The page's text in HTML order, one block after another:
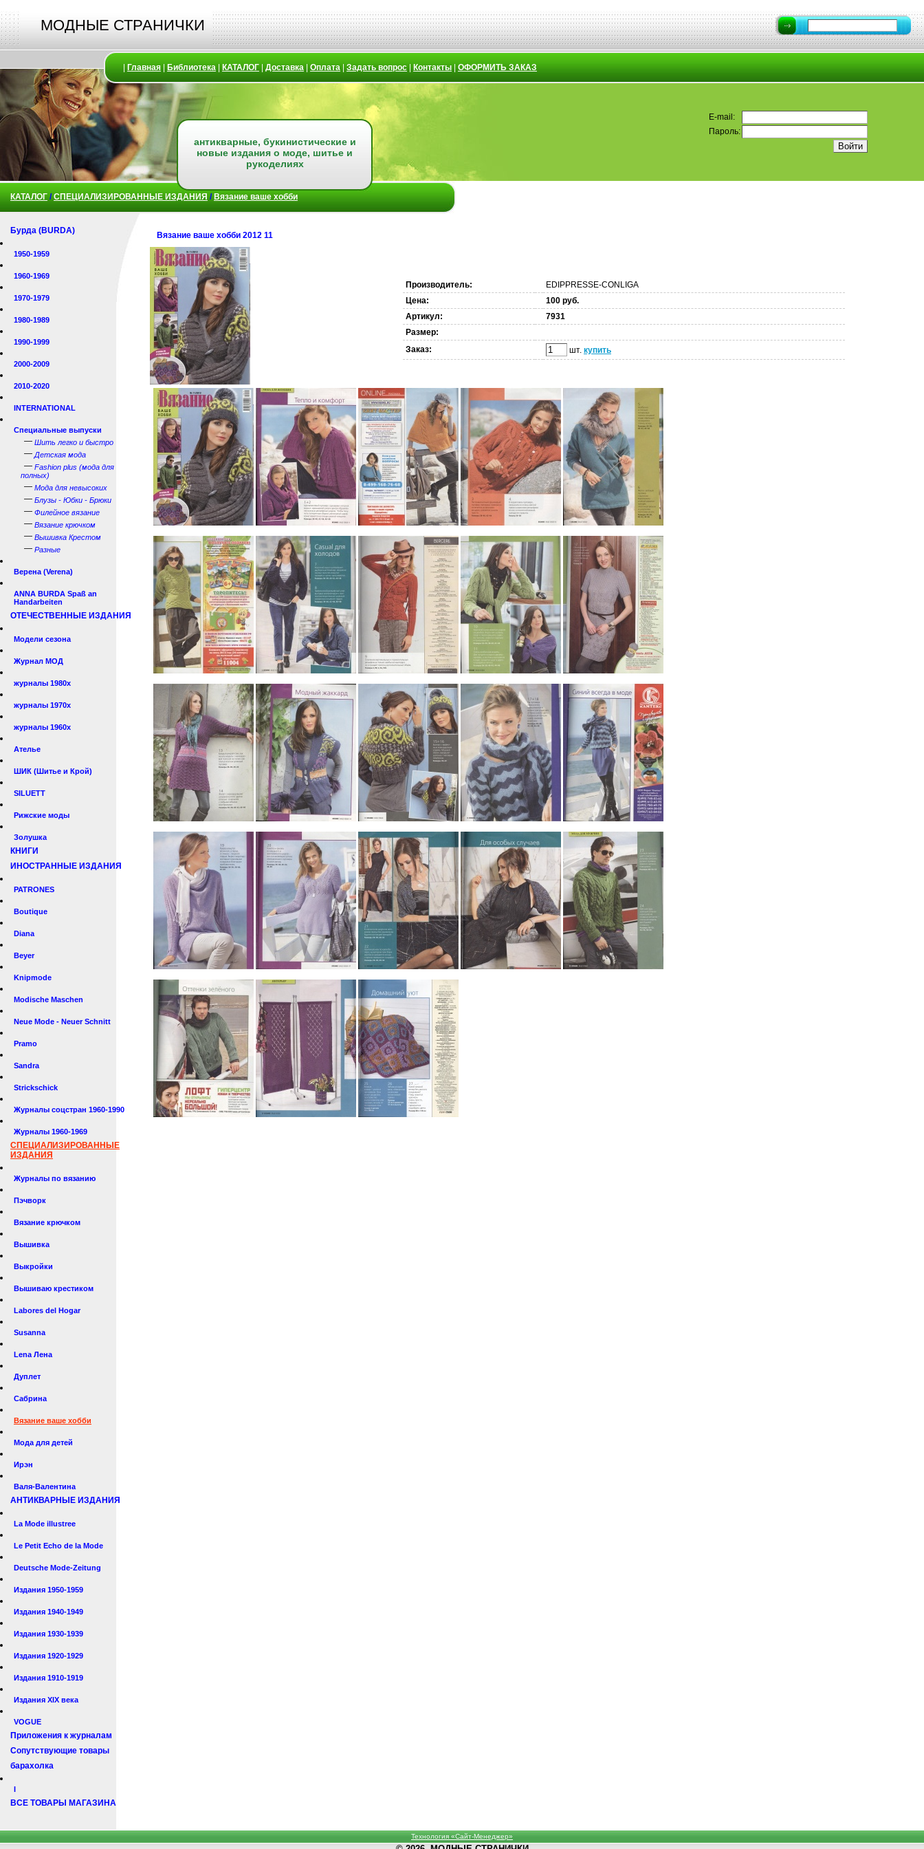
МОДНЫЕ СТРАНИЧКИ
Главная Библиотека КАТАЛОГ Доставка Оплата Задать вопрос Контакты ОФОРМИТЬ ЗАКАЗ
антикварные, букинистические и
новые издания о моде, шитье и
рукоделиях
E-mail:
Пароль:
КАТАЛОГ /СПЕЦИАЛИЗИРОВАННЫЕ ИЗДАНИЯ / Вязание ваше хобби
Бурда (BURDA)
1950-1959
1960-1969
1970-1979
1980-1989
1990-1999
2000-2009
2010-2020
INTERNATIONAL
Специальные выпуски
— Шить легко и быстро
— Детская мода
— Fashion plus (мода для
полных)
— Мода для невысоких
— Блузы - Юбки - Брюки
— Филейное вязание
— Вязание крючком
— Вышивка Крестом
— Разные
Верена (Verena)
ANNA BURDA Spaß an
Handarbeiten
ОТЕЧЕСТВЕННЫЕ ИЗДАНИЯ
Модели сезона
Журнал МОД
журналы 1980х
журналы 1970х
журналы 1960х
Ателье
ШИК (Шитье и Крой)
SILUETT
Рижские моды
Золушка
КНИГИ
ИНОСТРАННЫЕ ИЗДАНИЯ
PATRONES
Boutique
Diana
Beyer
Knipmode
Modische Maschen
Neue Mode - Neuer Schnitt
Pramo
Sandra
Strickschick
Журналы соцстран 1960-1990
Журналы 1960-1969
СПЕЦИАЛИЗИРОВАННЫЕ
ИЗДАНИЯ
Журналы по вязанию
Пэчворк
Вязание крючком
Вышивка
Выкройки
Вышиваю крестиком
Labores del Hogar
Susanna
Lena Лена
Дуплет
Сабрина
Вязание ваше хобби
Мода для детей
Ирэн
Валя-Валентина
АНТИКВАРНЫЕ ИЗДАНИЯ
La Mode illustree
Le Petit Echo de la Mode
Deutsche Mode-Zeitung
Издания 1950-1959
Издания 1940-1949
Издания 1930-1939
Издания 1920-1929
Издания 1910-1919
Издания XIX века
VOGUE
Приложения к журналам
Сопутствующие товары
барахолка
I
ВСЕ ТОВАРЫ МАГАЗИНА
Вязание ваше хобби 2012 11
Производитель:
EDIPPRESSE-CONLIGA
Цена:
100 руб.
Артикул:
7931
Размер:
Заказ:
шт. купить
Технология «Сайт-Менеджер»